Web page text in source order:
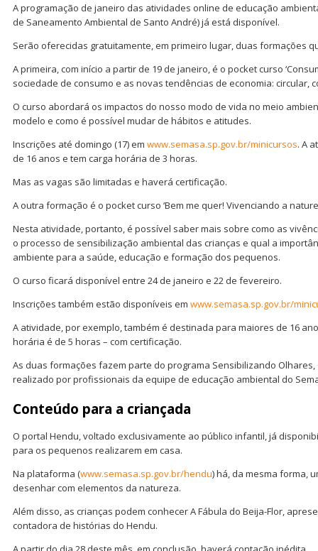
A programação de janeiro das atividades online de educação
de Saneamento Ambiental de Santo André) já está disponível.
Serão oferecidas gratuitamente, em primeiro lugar, duas formações
A primeira, com início a partir de 19 de janeiro, é o pocket curso
sociedade de consumo e as novas tendências de economia: circular,
O curso abordará os impactos do nosso modo de vida no meio
modelo e como é possível mudar de hábitos e atitudes.
Inscrições até domingo (17) em www.semasa.sp.gov.br/minicursos. A
de 16 anos e tem carga horária de 3 horas.
Mas as vagas são limitadas e haverá certificação.
A outra formação é o pocket curso ‘Bem me quer! Vivenciando a
Nesta atividade, portanto, é possível saber mais sobre como as
o processo de sensibilização ambiental das crianças e qual a
ambiente para a saúde, educação e formação dos pequenos.
O curso ficará disponível entre 24 de janeiro e 22 de fevereiro.
Inscrições também estão disponíveis em www.semasa.sp.gov.br/
A atividade, por exemplo, também é destinada para maiores de 16
horária é de 5 horas – com certificação.
As duas formações fazem parte do programa Sensibilizando
realizado por profissionais da equipe de educação ambiental do
Conteúdo para a criançada
O portal Hendu, voltado exclusivamente ao público infantil, já
para os pequenos realizarem em casa.
Na plataforma (www.semasa.sp.gov.br/hendu) há, da mesma forma,
desenhar com elementos da natureza.
Além disso, as crianças podem conhecer A Fábula do Beija-Flor,
contadora de histórias do Hendu.